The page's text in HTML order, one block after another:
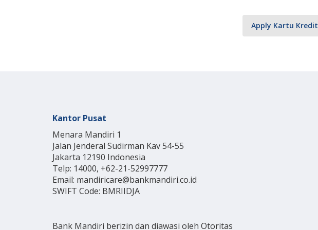
Apply Kartu Kredit
Kantor Pusat
Menara Mandiri 1
Jalan Jenderal Sudirman Kav 54-55
Jakarta 12190 Indonesia
Telp: 14000, +62-21-52997777
Email: mandiricare@bankmandiri.co.id
SWIFT Code: BMRIIDJA
Bank Mandiri berizin dan diawasi oleh Otoritas